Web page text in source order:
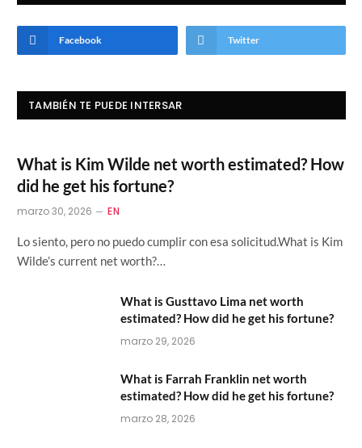
Facebook Twitter
TAMBIÉN TE PUEDE INTERSAR
What is Kim Wilde net worth estimated? How
did he get his fortune?
marzo 30, 2026 EN
Lo siento, pero no puedo cumplir con esa solicitud.What is Kim
Wilde’s current net worth?…
What is Gusttavo Lima net worth
estimated? How did he get his fortune?
marzo 29, 2026
What is Farrah Franklin net worth
estimated? How did he get his fortune?
marzo 28, 2026